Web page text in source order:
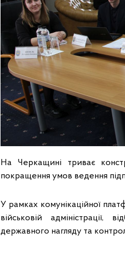
На Черкащині триває
покращення умов ведення
У рамках комунікаційної
військовій адміністрації,
державного нагляду та